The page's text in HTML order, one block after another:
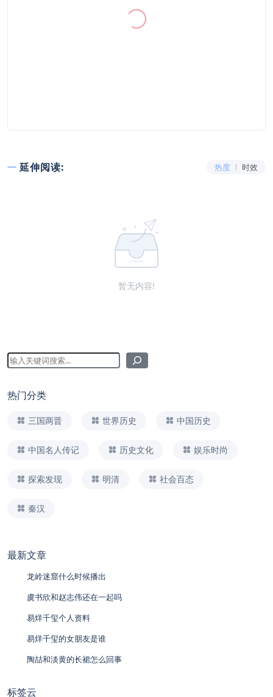
延伸阅读: 热度 时效
暂无内容!
热门分类
三国两晋 世界历史 中国历史
中国名人传记 历史文化 娱乐时尚
探索发现 明清 社会百态
秦汉
最新文章
龙岭迷窟什么时候播出
虞书欣和赵志伟还在一起吗
易烊千玺个人资料
易烊千玺的女朋友是谁
陶喆和淡黄的长裙怎么回事
标签云